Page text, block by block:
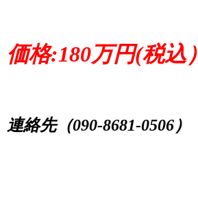
価格:180万円(税込）
連絡先（090-8681-0506）